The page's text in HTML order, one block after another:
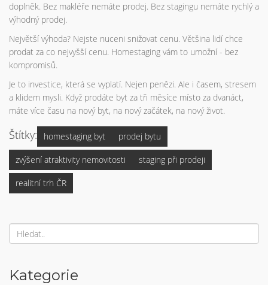
doplněk. Bez makléře nemáte prodej. Bez stagingu nemáte rychlý a
výhodný prodej.
Největší výhoda? Nejste nuceni snižovat cenu. Většina lidí chce
prodat za co nejvyšší cenu. Homestaging vám to umožní - bez
kompromisů.
Je to investice, která se vyplatí. Nejen penězi. Ale i časem, stresem
a klidem mysli. Když prodáte byt za tři měsíce místo za dvanáct,
máte více času na nový byt, na nový začátek, na nový život.
Štítky: homestaging byt prodej bytu
zvýšení atraktivity nemovitosti staging při prodeji
realitní trh ČR
Kategorie